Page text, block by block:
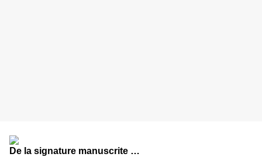
De la signature manuscrite …